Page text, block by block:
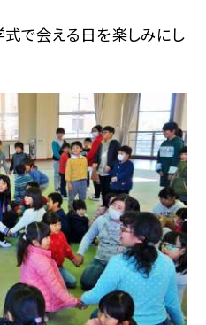
で会える日を楽しみにし